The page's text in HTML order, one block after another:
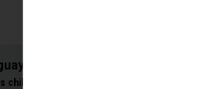
chilaquiles rellenos